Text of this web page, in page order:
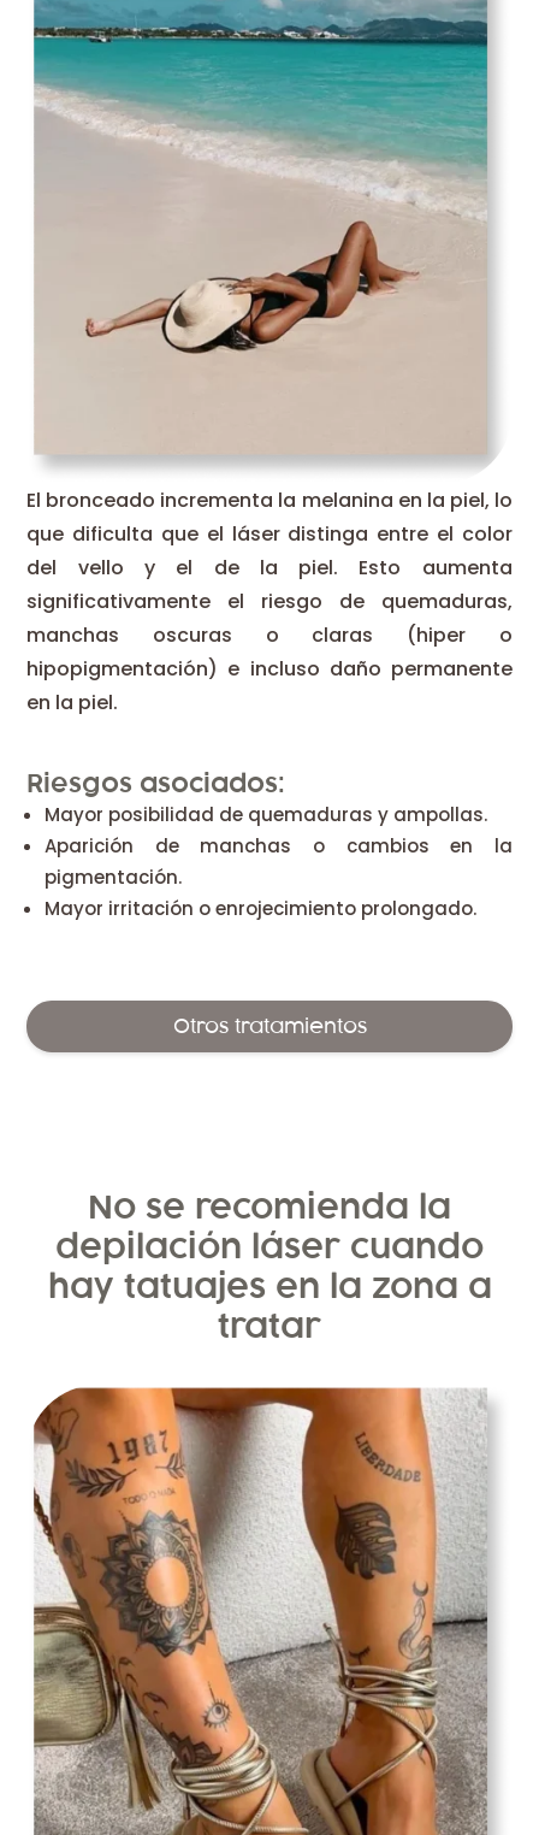
El bronceado incrementa la melanina en la piel, lo
que dificulta que el láser distinga entre el color
del vello y el de la piel. Esto aumenta
significativamente el riesgo de quemaduras,
manchas oscuras o claras (hiper o
hipopigmentación) e incluso daño permanente
en la piel.
Riesgos asociados:
Mayor posibilidad de quemaduras y ampollas.
Aparición de manchas o cambios en la
pigmentación.
Mayor irritación o enrojecimiento prolongado.
Otros tratamientos
No se recomienda la
depilación láser cuando
hay tatuajes en la zona a
tratar